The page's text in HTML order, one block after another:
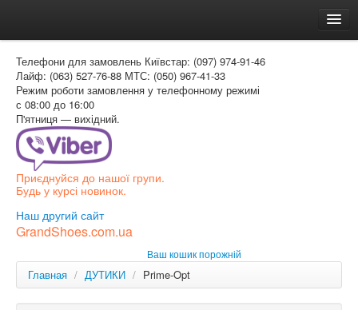
Доставка и оплата
Как заказать
Контакти
Таблиця розмірів
Вхід для покупця
РОС
Телефони для замовлень Київстар: (097) 974-91-46
Лайф: (063) 527-76-88 МТС: (050) 967-41-33
Режим роботи замовлення у телефонному режимі
с 08:00 до 16:00
П'ятниця — вихідний.
Приєднуйся до нашої групи.
Будь у курсі новинок.
Наш другий сайт
GrandShoes.com.ua
Ваш кошик порожній
Главная / ДУТИКИ / Prime-Opt